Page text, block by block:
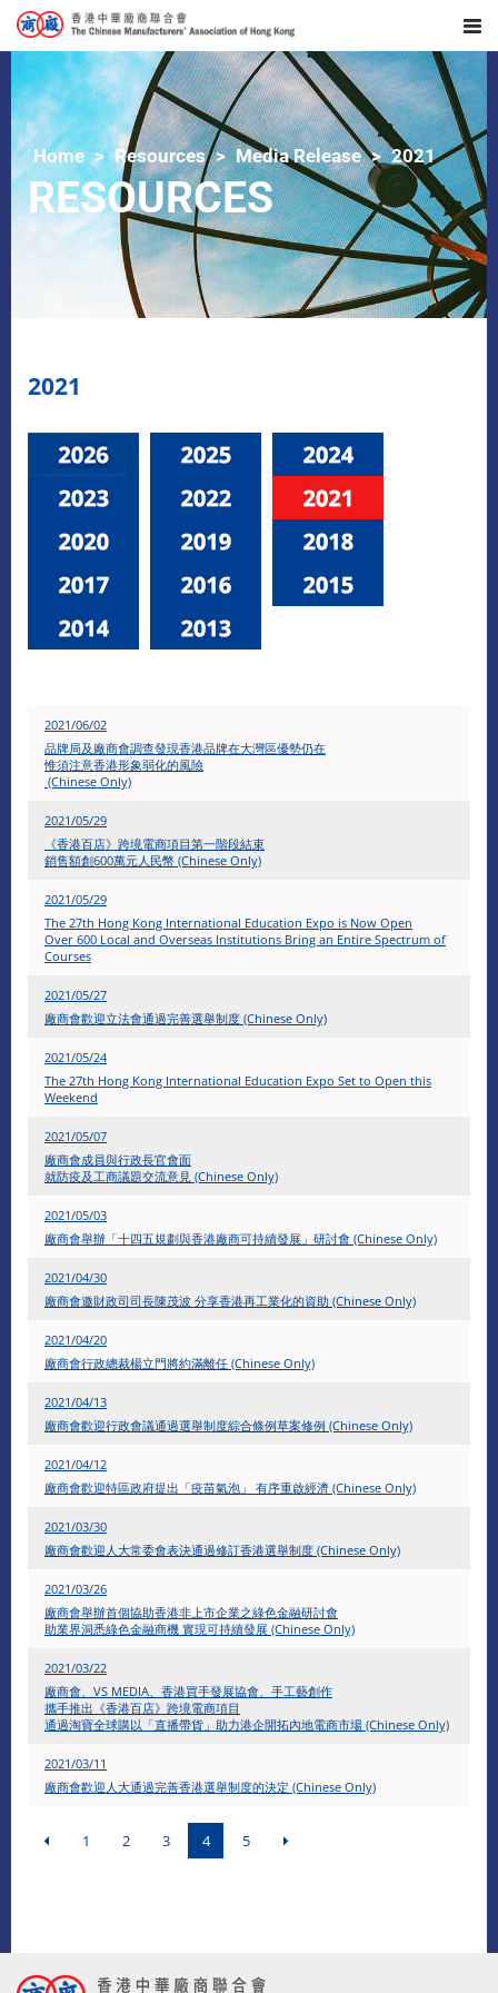
Home Resources Media Release 2021
RESOURCES
2021
2021/06/02
品牌局及廠商會調查發現香港品牌在大灣區優勢仍在
惟須注意香港形象弱化的風險
(Chinese Only)
2021/05/29
《香港百店》跨境電商項目第一階段結束
銷售額創600萬元人民幣 (Chinese Only)
​2021/05/29
The 27th Hong Kong International Education Expo is Now Open
Over 600 Local and Overseas Institutions Bring an Entire Spectrum of
Courses
2021/05/27
廠商會歡迎立法會通過完善選舉制度 (Chinese Only)
2021/05/24
The 27th Hong Kong International Education Expo Set to Open this
Weekend
2021/05/07
廠商會成員與行政長官會面
就防疫及工商議題交流意見 (Chinese Only)
2021/05/03
廠商會舉辦「十四五規劃與香港廠商可持續發展」研討會 (Chinese Only)
2021/04/30
廠商會邀財政司司長陳茂波 分享香港再工業化的資助 (Chinese Only)
2021/04/20
廠商會行政總裁楊立門將約滿離任 (Chinese Only)
2021/04/13
廠商會歡迎行政會議通過選舉制度綜合條例草案修例 (Chinese Only)
2021/04/12
廠商會歡迎特區政府提出「疫苗氣泡」 有序重啟經濟 (Chinese Only)
2021/03/30
廠商會歡迎人大常委會表決通過修訂香港選舉制度 (Chinese Only)
2021/03/26
廠商會舉辦首個協助香港非上市企業之綠色金融研討會
助業界洞悉綠色金融商機 實現可持續發展 (Chinese Only)
2021/03/22
廠商會、VS MEDIA、香港買手發展協會、手工藝創作
攜手推出《香港百店》跨境電商項目
通過淘寶全球購以「直播帶貨」助力港企開拓內地電商市場 (Chinese Only)
2021/03/11
廠商會歡迎人大通過完善香港選舉制度的決定 (Chinese Only)
1 2 3 4 5